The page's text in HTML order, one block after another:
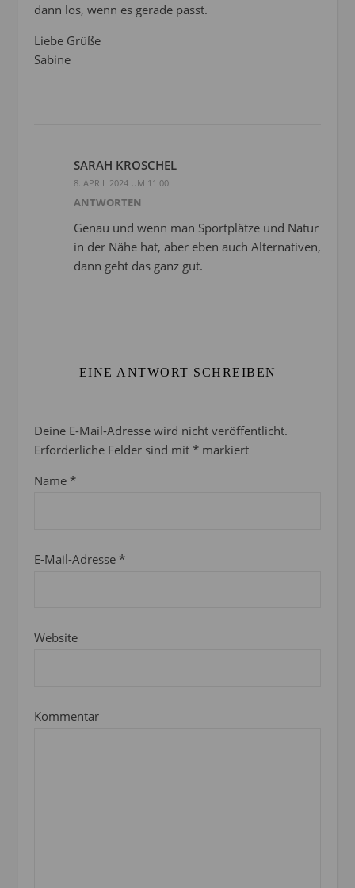
dann los, wenn es gerade passt.
Liebe Grüße
Sabine
SARAH KROSCHEL
8. APRIL 2024 UM 11:00
ANTWORTEN
Genau und wenn man Sportplätze und Natur
in der Nähe hat, aber eben auch Alternativen,
dann geht das ganz gut.
EINE ANTWORT SCHREIBEN
Deine E-Mail-Adresse wird nicht veröffentlicht.
Erforderliche Felder sind mit * markiert
Name *
E-Mail-Adresse *
Website
Kommentar